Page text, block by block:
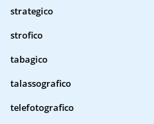
strategico
strofico
tabagico
talassografico
telefotografico